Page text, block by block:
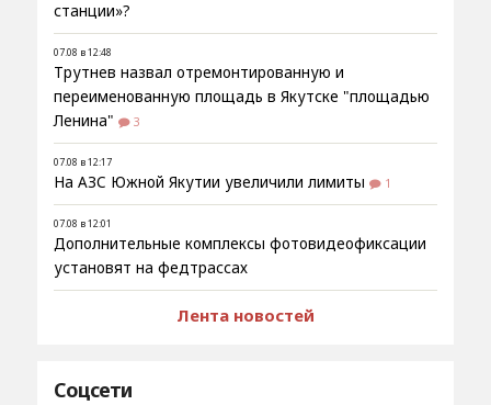
станции»?
07.08 в 12:48
Трутнев назвал отремонтированную и
переименованную площадь в Якутске "площадью
Ленина"
3
07.08 в 12:17
На АЗС Южной Якутии увеличили лимиты 1
07.08 в 12:01
Дополнительные комплексы фотовидеофиксации
установят на федтрассах
Лента новостей
Соцсети